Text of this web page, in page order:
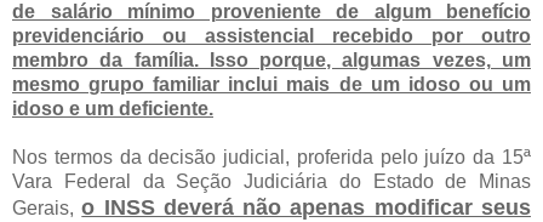
de salário mínimo proveniente de algum benefício
previdenciário ou assistencial recebido por outro
membro da família. Isso porque, algumas vezes, um
mesmo grupo familiar inclui mais de um idoso ou um
idoso e um deficiente.
Nos termos da decisão judicial, proferida pelo juízo da 15ª
Vara Federal da Seção Judiciária do Estado de Minas
Gerais,o INSS deverá não apenas modificar seus